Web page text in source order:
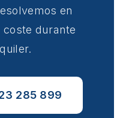
en
coste durante
285 899